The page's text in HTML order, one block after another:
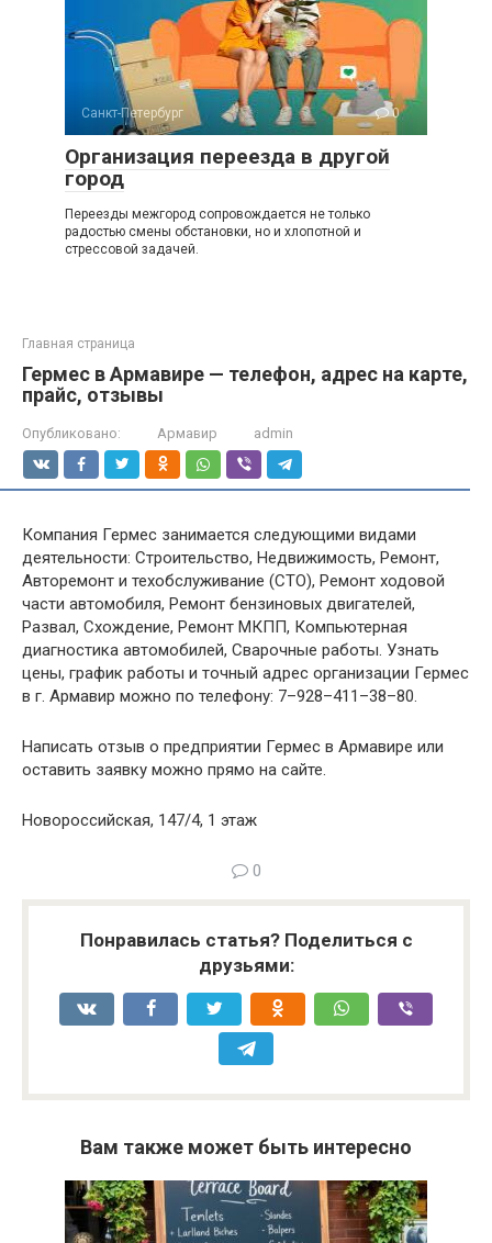
Санкт-Петербург 0
Организация переезда в другой
город
Переезды межгород сопровождается не только
радостью смены обстановки, но и хлопотной и
стрессовой задачей.
Главная страница
Гермес в Армавире — телефон, адрес на карте,
прайс, отзывы
Опубликовано: Армавир admin
Компания Гермес занимается следующими видами
деятельности: Строительство, Недвижимость, Ремонт,
Авторемонт и техобслуживание (СТО), Ремонт ходовой
части автомобиля, Ремонт бензиновых двигателей,
Развал, Схождение, Ремонт МКПП, Компьютерная
диагностика автомобилей, Сварочные работы. Узнать
цены, график работы и точный адрес организации Гермес
в г. Армавир можно по телефону: 7–928–411–38–80.
Написать отзыв о предприятии Гермес в Армавире или
оставить заявку можно прямо на сайте.
Новороссийская, 147/4, 1 этаж
0
Понравилась статья? Поделиться с
друзьями:
Вам также может быть интересно